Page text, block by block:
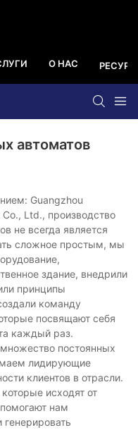
О НАС РЕСУРС
автоматов
Guangzhou
Ltd., производство
не всегда является
сложное простым, мы
здание, внедрили
принципы
команду
посвящают себя
каждый раз.
постоянных
лидирующие
клиентов в отрасли.
исходят от
нам